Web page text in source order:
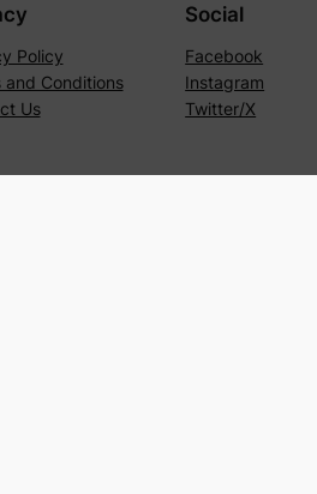
Policy
and Conditions
Us
Social
Facebook
Instagram
Twitter/X